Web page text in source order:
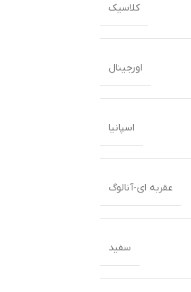
کلاسیک
اورجینال
اسپانیا
عقربه ای-آنالوگ
سفید